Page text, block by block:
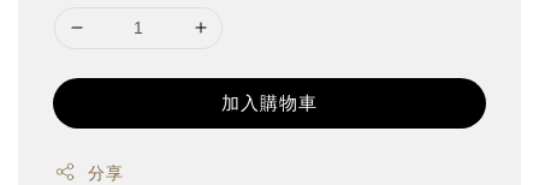
加入購物車
分享